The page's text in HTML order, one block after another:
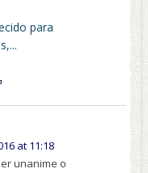
para
at 11:18
unanime o